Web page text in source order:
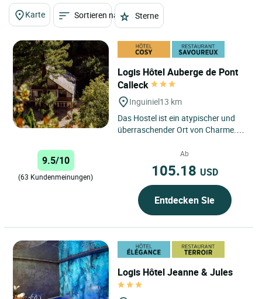
Karte Sortieren nach Sterne
Logis Hôtel Auberge de Pont
Calleck
Inguiniel13 km
Das Hostel ist ein atypischer und
überraschender Ort von Charme.
Nationalwaldes von Pont...
9.5/10
(63 Kundenmeinungen)
Ab
105.18 USD
Entdecken Sie
Logis Hôtel Jeanne & Jules